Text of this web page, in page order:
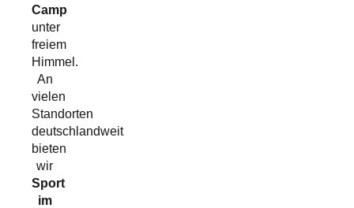
Camp
unter
freiem
Himmel.
An
vielen
Standorten
deutschlandweit
bieten
wir
Sport
im